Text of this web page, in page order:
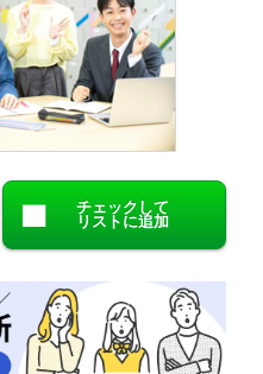
北陸・甲信越
中国
九州・沖縄
閉じる
チェックして
リストに追加